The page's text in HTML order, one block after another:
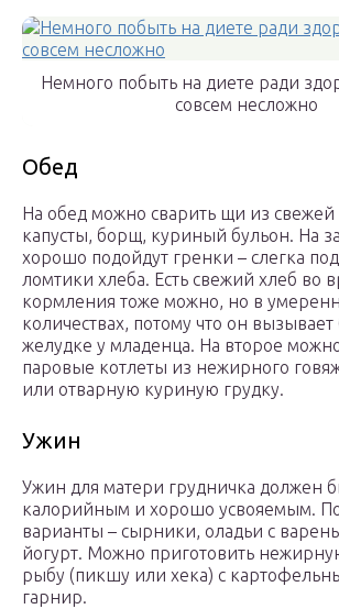
Немного побыть на диете ради
совсем несложно
Обед
На обед можно сварить щи из
капусты, борщ, куриный бульон. На
хорошо подойдут гренки – слегка
ломтики хлеба. Есть свежий хлеб во
кормления тоже можно, но в
количествах, потому что он
желудке у младенца. На второе
паровые котлеты из нежирного
или отварную куриную грудку.
Ужин
Ужин для матери грудничка должен
калорийным и хорошо усвояемым.
варианты – сырники, оладьи с
йогурт. Можно приготовить
рыбу (пикшу или хека) с
гарнир.